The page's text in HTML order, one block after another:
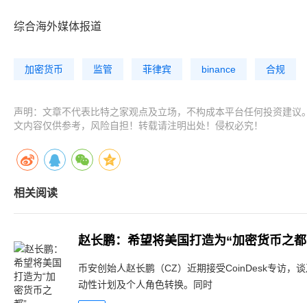
综合海外媒体报道
加密货币 监管 菲律宾 binance 合规
声明：文章不代表比特之家观点及立场，不构成本平台任何投资建
文内容仅供参考，风险自担！转载请注明出处！侵权必究！
相关阅读
赵长鹏：希望将美国打造为“加密货币之
币安创始人赵长鹏（CZ）近期接受CoinDesk专访，
动性计划及个人角色转换。同时